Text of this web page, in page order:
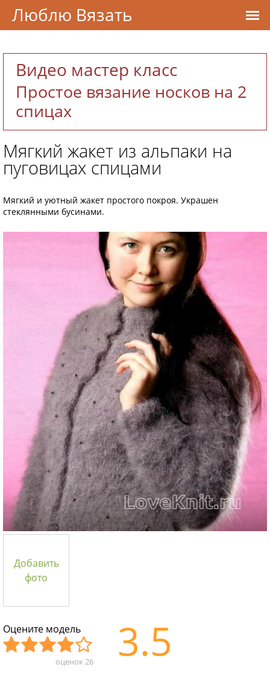
Видео мастер класс
Простое вязание носков на 2
спицах
Мягкий жакет из альпаки на
пуговицах спицами
Мягкий и уютный жакет простого покроя. Украшен
стеклянными бусинами.
Добавить
фото
Оцените модель
ХорОтл
оценок 26 3.5
Люблю Вязать